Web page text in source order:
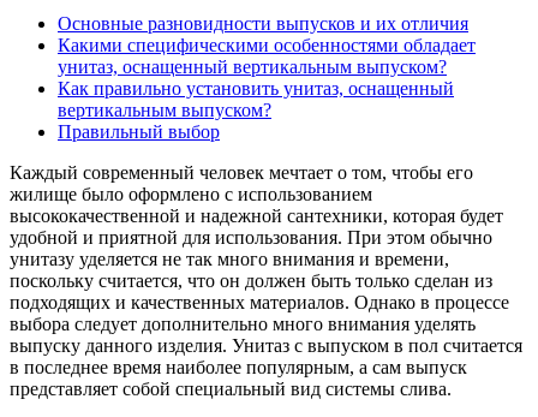
Основные разновидности выпусков и их отличия
Какими специфическими особенностями обладает
унитаз, оснащенный вертикальным выпуском?
Как правильно установить унитаз, оснащенный
вертикальным выпуском?
Правильный выбор
Каждый современный человек мечтает о том, чтобы его
жилище было оформлено с использованием
высококачественной и надежной сантехники, которая будет
удобной и приятной для использования. При этом обычно
унитазу уделяется не так много внимания и времени,
поскольку считается, что он должен быть только сделан из
подходящих и качественных материалов. Однако в процессе
выбора следует дополнительно много внимания уделять
выпуску данного изделия. Унитаз с выпуском в пол считается
в последнее время наиболее популярным, а сам выпуск
представляет собой специальный вид системы слива.